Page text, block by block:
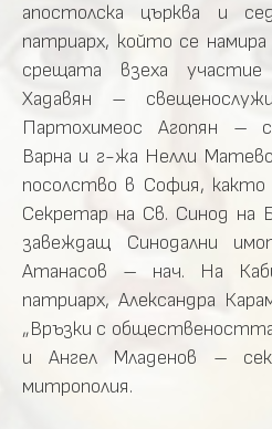
апостолска църква и
патриарх, който се
срещата взеха
Хадавян –
Партохимеос Агопян –
Варна и г-жа Нелли
посолство в София, както
Секретар на Св. Синод на
завеждащ Синодални
Атанасов – нач. На
патриарх, Александра
„Връзки с
и Ангел Младенов –
митрополия.